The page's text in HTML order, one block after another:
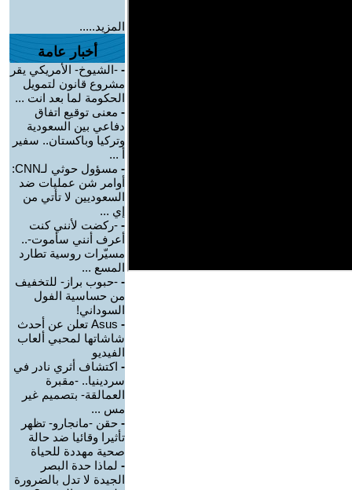
المزيد.....
أخبار عامة
- -الشيوخ- الأمريكي يقر
مشروع قانون لتمويل
الحكومة لما بعد انت ...
- معنى توقيع اتفاق
دفاعي بين السعودية
وتركيا وباكستان.. سفير
أ ...
-
مسؤول حوثي لـCNN:
أوامر شن عمليات ضد
السعوديين لا تأتي من
إي ...
- -ركضت لأنني كنت
أعرف أنني سأموت-..
مسيّرات روسية تطارد
المسع ...
- -حبوب براز- للتخفيف
من حساسية الفول
السوداني!
-
Asus تعلن عن أحدث
شاشاتها لمحبي ألعاب
الفيديو
- اكتشاف أثري نادر في
سردينيا.. -مقبرة
العمالقة- بتصميم غير
مس ...
- حقن -مانجارو- تظهر
تأثيرا وقائيا ضد حالة
صحية مهددة للحياة
- لماذا حدة البصر
الجيدة لا تدل بالضرورة